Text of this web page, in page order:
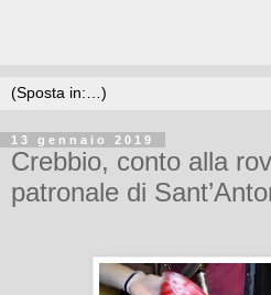
13 gennaio 2019
Crebbio, conto alla
patronale di